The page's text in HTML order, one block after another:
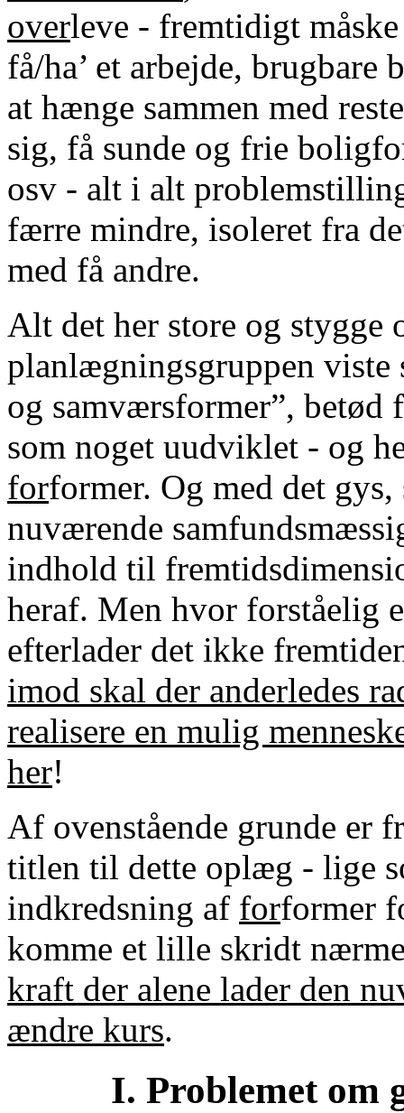
overleve - fremtidigt
få/ha’ et arbejde,
at hænge sammen med
sig, få sunde og frie
osv - alt i alt
færre mindre, isoleret fra
med få andre.
Alt det her store og
planlægningsgruppen
og samværsformer”,
som noget uudviklet - og
forformer. Og med det
nuværende
indhold til
heraf. Men hvor forståelig
efterlader det ikke
imod skal der anderledes
realisere en mulig
her!
Af ovenstående grunde er
titlen til dette oplæg - lige
indkredsning af forformer
komme et lille skridt
kraft der alene lader den
ændre kurs.
I. Problemet om